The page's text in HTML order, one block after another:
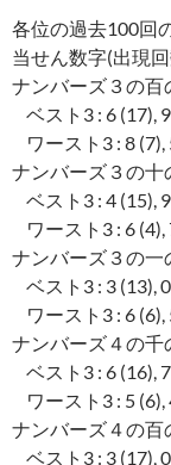
各位の過去100回
当せん数字(出現
ナンバーズ３の百
ベスト3 : 6 (17),
ワースト3 : 8 (7),
ナンバーズ３の十
ベスト3 : 4 (15),
ワースト3 : 6 (4),
ナンバーズ３の一
ベスト3 : 3 (13),
ワースト3 : 6 (6),
ナンバーズ４の千
ベスト3 : 6 (16),
ワースト3 : 5 (6),
ナンバーズ４の百
ベスト3 : 3 (17),